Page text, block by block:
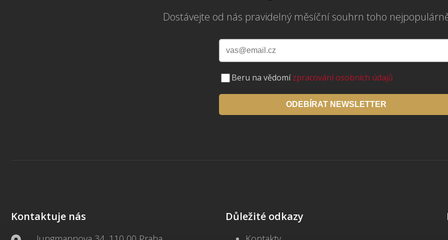
Dostávejte od nás pravidelný měsíční souhrn toho
Beru na vědomízpracování osobních údajů
ODEBÍRAT NEWSLETTER
Kontaktuje nás Důležité odkazy